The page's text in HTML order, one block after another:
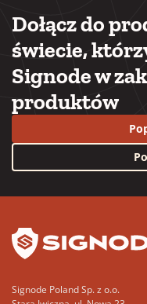
Dołącz do
świecie,
Signode w
produktów
Signode Poland Sp. z o.o.